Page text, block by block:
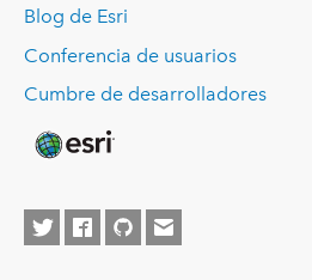
Blog de Esri
Conferencia de usuarios
Cumbre de desarrolladores